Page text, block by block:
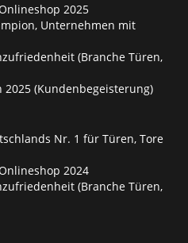
2025
Unternehmen mit
(Branche Türen,
2025 (Kundenbegeisterung)
Nr. 1 für Türen, Tore
2024
(Branche Türen,